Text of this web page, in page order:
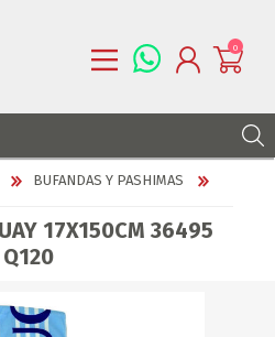
0
BUFANDAS Y PASHIMAS
17X150CM 36495
Q120